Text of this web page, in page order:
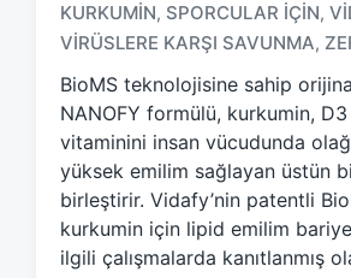
a
g
g
d
w
i
t
h
KURKUMIN, SPORCULAR IÇIN,
VIRÜSLERE KARŞI SAVUNMA,
BioMS teknolojisine sahip
NANOFY formülü, kurkumin,
vitaminini insan vücudunda
yüksek emilim sağlayan üstün
birleştirir. Vidafy’nin patentli
kurkumin için lipid emilim
ilgili çalışmalarda kanıtlanmış